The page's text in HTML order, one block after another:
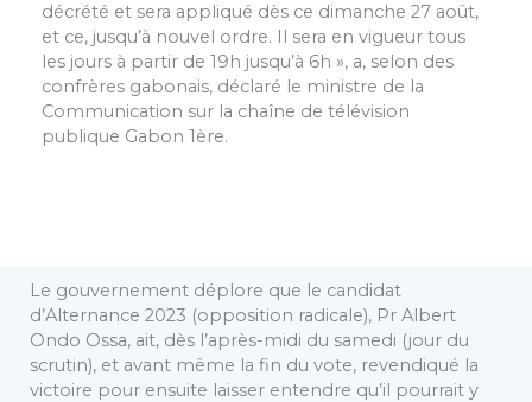
décrété et sera appliqué dès ce dimanche 27 août,
et ce, jusqu’à nouvel ordre. Il sera en vigueur tous
les jours à partir de 19h jusqu’à 6h », a, selon des
confrères gabonais, déclaré le ministre de la
Communication sur la chaîne de télévision
publique Gabon 1ère.
Le gouvernement déplore que le candidat
d’Alternance 2023 (opposition radicale), Pr Albert
Ondo Ossa, ait, dès l’après-midi du samedi (jour du
scrutin), et avant même la fin du vote, revendiqué la
victoire pour ensuite laisser entendre qu’il pourrait y